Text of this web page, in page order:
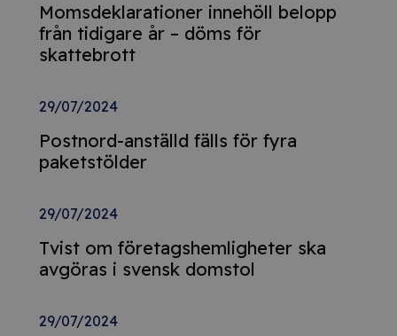
Momsdeklarationer innehöll belopp
från tidigare år – döms för
skattebrott
29/07/2024
Postnord-anställd fälls för fyra
paketstölder
29/07/2024
Tvist om företagshemligheter ska
avgöras i svensk domstol
29/07/2024